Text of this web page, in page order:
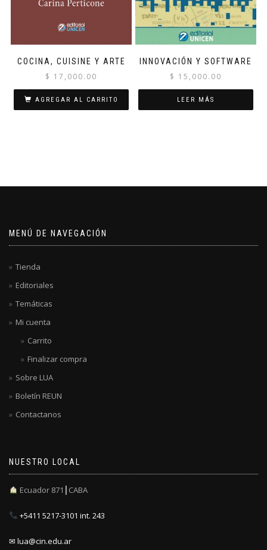
COCINA, CUISINE Y ARTE
$ 17,000.00
AGREGAR AL CARRITO
INNOVACIÓN Y SOFTWARE
$ 15,000.00
LEER MÁS
MENÚ DE NAVEGACIÓN
Tienda
Editoriales
Temáticas
Mi cuenta
Carrito
Finalizar compra
Sobre LUA
Boletín REUN
Contactanos
NUESTRO LOCAL
Ecuador 871┃CABA
+5411 5217-3101 int. 243
✉ lua@cin.edu.ar